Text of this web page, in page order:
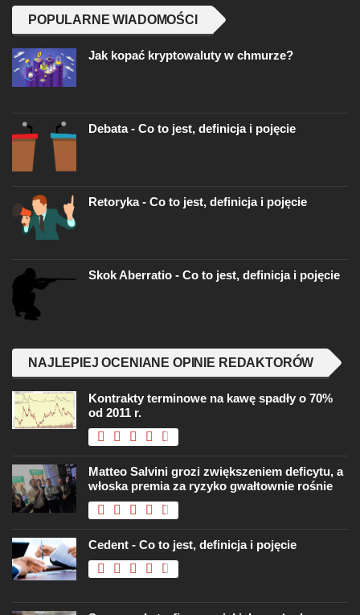
POPULARNE WIADOMOŚCI
Jak kopać kryptowaluty w chmurze?
Debata - Co to jest, definicja i pojęcie
Retoryka - Co to jest, definicja i pojęcie
Skok Aberratio - Co to jest, definicja i pojęcie
NAJLEPIEJ OCENIANE OPINIE REDAKTORÓW
Kontrakty terminowe na kawę spadły o 70%
od 2011 r.
Matteo Salvini grozi zwiększeniem deficytu, a
włoska premia za ryzyko gwałtownie rośnie
Cedent - Co to jest, definicja i pojęcie